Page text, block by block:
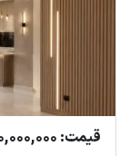
قیمت: 30,000,000,000 تومان